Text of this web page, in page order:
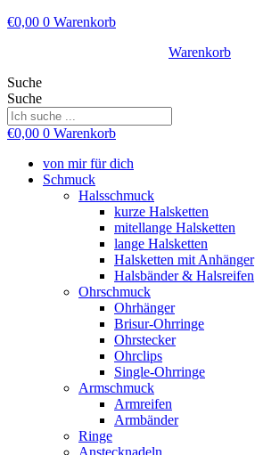
€0,00 0 Warenkorb
Warenkorb
Suche
Suche
€0,00 0 Warenkorb
von mir für dich
Schmuck
Halsschmuck
kurze Halsketten
mitellange Halsketten
lange Halsketten
Halsketten mit Anhänger
Halsbänder & Halsreifen
Ohrschmuck
Ohrhänger
Brisur-Ohrringe
Ohrstecker
Ohrclips
Single-Ohrringe
Armschmuck
Armreifen
Armbänder
Ringe
Anstecknadeln